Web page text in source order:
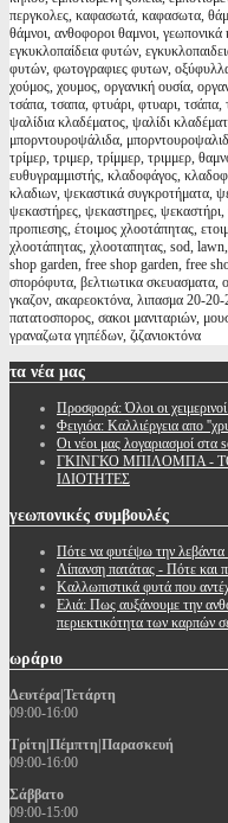
περγκολες, καφασωτά, καφασωτα,
θάμνοι, ανθοφοροι θαμνοι,
εγκυκλοπαίδεια φυτών,
φυτών, φωτογραφιες φυτων,
χούμος, χουμος, οργανική ουσία,
τσάπα, τσαπα, φτυάρι, φτυαρι, τσάπα,
ψαλίδια κλαδέματος, ψαλίδι
μπορντουροψάλιδα,
τρίμερ, τριμερ, τρίμμερ, τριμμερ,
ευθυγραμμιστής, κλαδοφάγος,
κλαδιων, ψεκαστικά συγκροτήματα,
ψεκαστήρες, ψεκαστηρες,
προπιεσης, έτοιμος χλοοτάπητας,
χλοοτάπητας, χλοοταπητας, sod,
shop garden, free shop garden, free
σπορόφυτα, βελτιωτικα σκευασματα,
γκαζον, ακαρεοκτόνα, λιπασμα 20-
πατατοσπορος, σακοι μανιταριών,
γραναζωτα γηπέδων, ζιζανιοκτόνα
τα νέα μας
Προσφορά: Όλοι οι
Φειγιόα: Καλλιέργεια απο
Oι νέοι μας λογαριασμοί στα
ΓΚΙΝΓΚΟ ΜΠΙΛΟΜΠΑ -
ΙΔΙΟΤΗΤΕΣ
γεωπονικές συμβουλές
Πότε να φυτέψω την λεβάντα
Λίπανση πατάτας - Πότε και
Καλλωπιστικά φυτά που
Ελιά: Πως αυξάνουμε την
περιεκτικότητα των καρπών
ωράριο
Δευτέρα|Τετάρτη
09:00-16:00
Τρίτη|Πέμπτη|Παρασκευή
09:00-16:00
Σάββατο
09:00-15:00